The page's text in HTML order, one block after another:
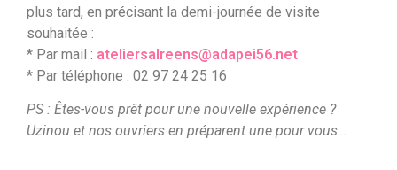
plus tard, en précisant la demi-journée de visite
souhaitée :
* Par mail : ateliersalreens@adapei56.net
* Par téléphone : 02 97 24 25 16
PS : Êtes-vous prêt pour une nouvelle expérience ?
Uzinou et nos ouvriers en préparent une pour vous…